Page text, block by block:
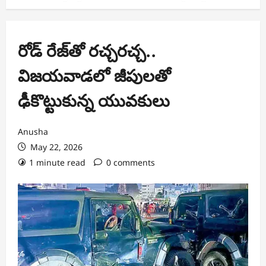
రోడ్ రేజ్‌తో రచ్చరచ్చ..
విజయవాడలో జీపులతో
ఢీకొట్టుకున్న యువకులు
Anusha
May 22, 2026
1 minute read
0 comments